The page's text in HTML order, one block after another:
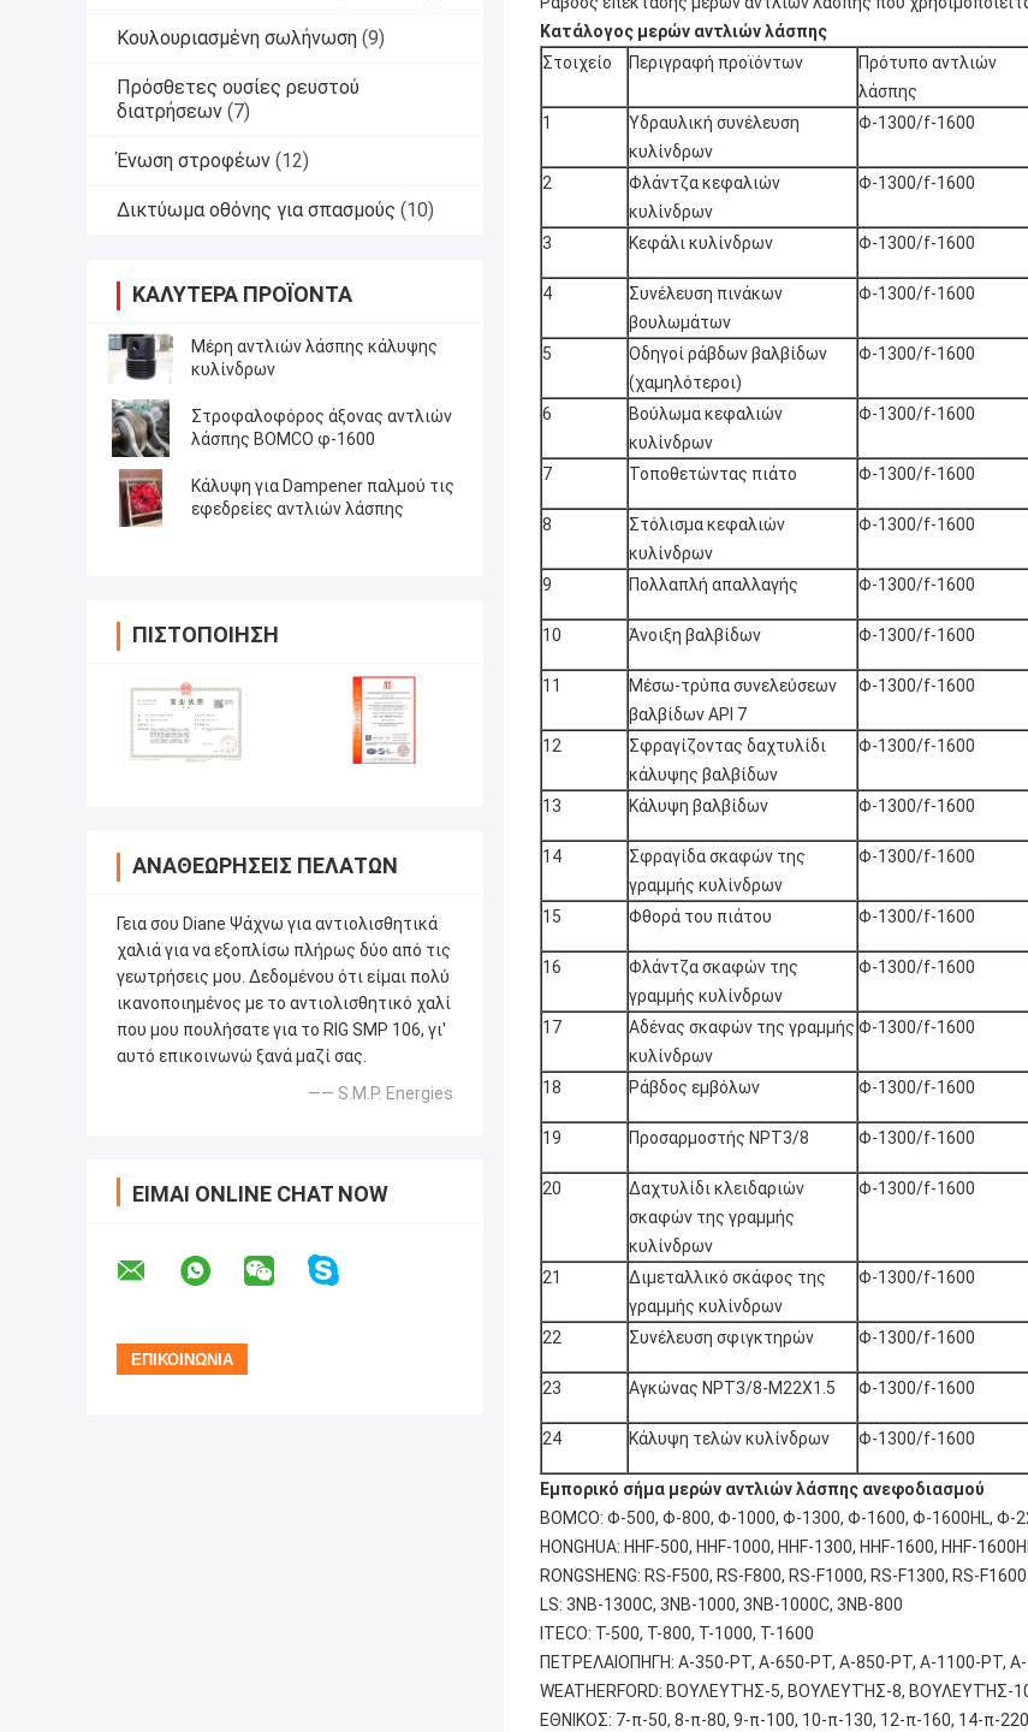
Κουλουριασμένη σωλήνωση (9)
Πρόσθετες ουσίες ρευστού
διατρήσεων (7)
Ένωση στροφέων (12)
Δικτύωμα οθόνης για σπασμούς (10)
ΚΑΛΎΤΕΡΑ ΠΡΟΪΌΝΤΑ
Μέρη αντλιών λάσπης κάλυψης
κυλίνδρων
Στροφαλοφόρος άξονας αντλιών
λάσπης BOMCO φ-1600
Κάλυψη για Dampener παλμού τις
εφεδρείες αντλιών λάσπης
ΠΙΣΤΟΠΟΊΗΣΗ
ΑΝΑΘΕΩΡΉΣΕΙΣ ΠΕΛΑΤΏΝ
Γεια σου Diane Ψάχνω για αντιολισθητικά
χαλιά για να εξοπλίσω πλήρως δύο από τις
γεωτρήσεις μου. Δεδομένου ότι είμαι πολύ
ικανοποιημένος με το αντιολισθητικό χαλί
που μου πουλήσατε για το RIG SMP 106, γι'
αυτό επικοινωνώ ξανά μαζί σας.
—— S.M.P. Energies
ΕΊΜΑΙ ONLINE CHAT NOW
Κατάλογος μερών αντλιών λάσπης
Στοιχείο
Περιγραφή προϊόντων
Πρότυπο αντλιών
λάσπης
1
Υδραυλική συνέλευση
κυλίνδρων
Φ-1300/f-1600
2
Φλάντζα κεφαλιών
κυλίνδρων
Φ-1300/f-1600
3 Κεφάλι κυλίνδρων Φ-1300/f-1600
4
Συνέλευση πινάκων
βουλωμάτων
Φ-1300/f-1600
5
Οδηγοί ράβδων βαλβίδων
(χαμηλότεροι)
Φ-1300/f-1600
6
Βούλωμα κεφαλιών
κυλίνδρων
Φ-1300/f-1600
7 Τοποθετώντας πιάτο Φ-1300/f-1600
8
Στόλισμα κεφαλιών
κυλίνδρων
Φ-1300/f-1600
9 Πολλαπλή απαλλαγής Φ-1300/f-1600
10 Άνοιξη βαλβίδων Φ-1300/f-1600
11
Μέσω-τρύπα συνελεύσεων
βαλβίδων API 7
Φ-1300/f-1600
12
Σφραγίζοντας δαχτυλίδι
κάλυψης βαλβίδων
Φ-1300/f-1600
13 Κάλυψη βαλβίδων Φ-1300/f-1600
14
Σφραγίδα σκαφών της
γραμμής κυλίνδρων
Φ-1300/f-1600
15 Φθορά του πιάτου Φ-1300/f-1600
16
Φλάντζα σκαφών της
γραμμής κυλίνδρων
Φ-1300/f-1600
17
Αδένας σκαφών της γραμμής
κυλίνδρων
Φ-1300/f-1600
18 Ράβδος εμβόλων Φ-1300/f-1600
19 Προσαρμοστής NPT3/8 Φ-1300/f-1600
20
Δαχτυλίδι κλειδαριών
σκαφών της γραμμής
κυλίνδρων
Φ-1300/f-1600
21
Διμεταλλικό σκάφος της
γραμμής κυλίνδρων
Φ-1300/f-1600
22 Συνέλευση σφιγκτηρών Φ-1300/f-1600
23 Αγκώνας NPT3/8-M22X1.5 Φ-1300/f-1600
24 Κάλυψη τελών κυλίνδρων Φ-1300/f-1600
Εμπορικό σήμα μερών αντλιών λάσπης ανεφοδιασμού
BOMCO: Φ-500, Φ-800, Φ-1000, Φ-1300, Φ-1600, Φ-1600HL, Φ-
HONGHUA: HHF-500, HHF-1000, HHF-1300, HHF-1600, HHF-
RONGSHENG: RS-F500, RS-F800, RS-F1000, RS-F1300, RS-F1600
LS: 3NB-1300C, 3NB-1000, 3NB-1000C, 3NB-800
ITECO: Τ-500, Τ-800, Τ-1000, Τ-1600
ΠΕΤΡΕΛΑΙΟΠΗΓΗ: Α-350-PT, Α-650-PT, Α-850-PT, Α-1100-PT,
WEATHERFORD: ΒΟΥΛΕΥΤΉΣ-5, ΒΟΥΛΕΥΤΉΣ-8,
ΕΘΝΙΚΟΣ: 7-π-50, 8-π-80, 9-π-100, 10-π-130, 12-π-160, 14-π-